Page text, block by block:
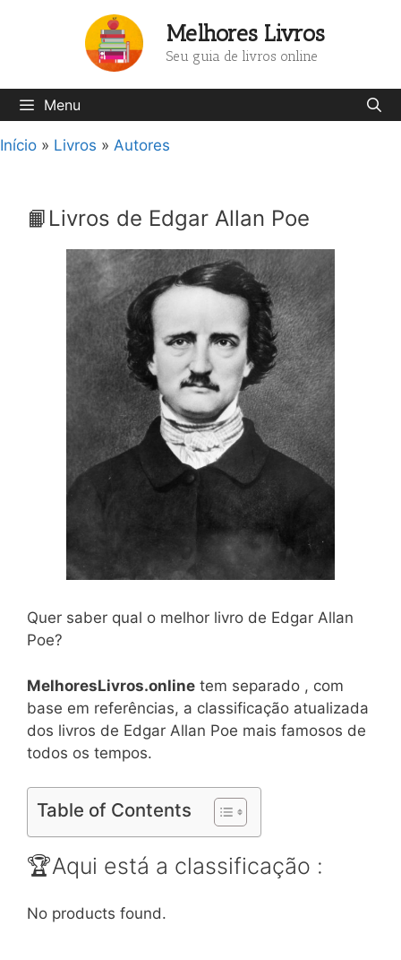
Melhores Livros
Seu guia de livros online
Menu
Início » Livros » Autores
📙Livros de Edgar Allan Poe
Quer saber qual o melhor livro de Edgar Allan
Poe?
MelhoresLivros.online tem separado , com
base em referências, a classificação atualizada
dos livros de Edgar Allan Poe mais famosos de
todos os tempos.
Table of Contents
🏆Aqui está a classificação :
No products found.